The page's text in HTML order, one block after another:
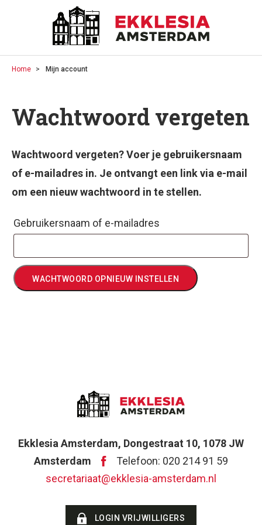
Home Mijn account
Wachtwoord vergeten
Wachtwoord vergeten? Voer je gebruikersnaam
of e-mailadres in. Je ontvangt een link via e-mail
om een nieuw wachtwoord in te stellen.
Gebruikersnaam of e-mailadres
WACHTWOORD OPNIEUW INSTELLEN
Ekklesia Amsterdam, Dongestraat 10, 1078 JW
Amsterdam
Telefoon: 020 214 91 59
secretariaat@ekklesia-amsterdam.nl
LOGIN VRIJWILLIGERS